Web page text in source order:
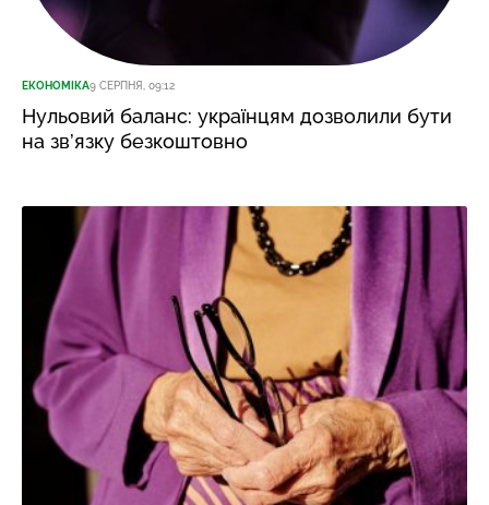
ЕКОНОМІКА9 СЕРПНЯ, 09:12
Нульовий баланс: українцям дозволили бути
на зв’язку безкоштовно